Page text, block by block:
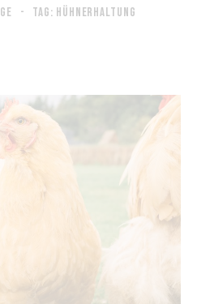
TAG: HÜHNERHALTUNG